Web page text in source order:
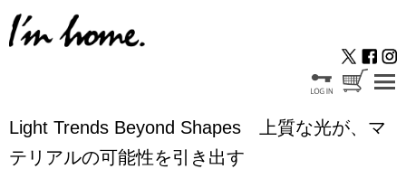
Light Trends Beyond Shapes 上質な光が、マ
テリアルの可能性を引き出す